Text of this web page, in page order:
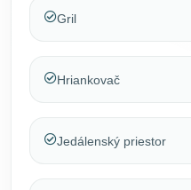
Gril
Hriankovač
Jedálenský priestor